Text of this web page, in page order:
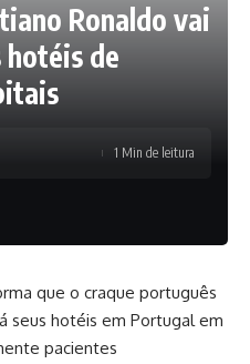
Ronaldo vai
de
1 Min de leitura
que o craque português
seus hotéis em Portugal em
pacientes